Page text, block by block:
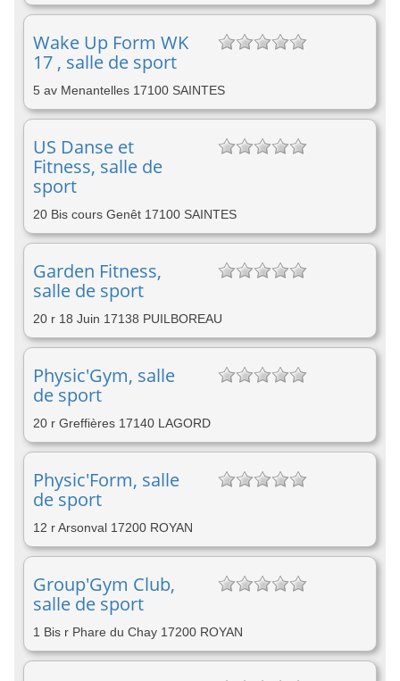
Wake Up Form WK
17 , salle de sport
5 av Menantelles 17100 SAINTES
US Danse et
Fitness, salle de
sport
20 Bis cours Genêt 17100 SAINTES
Garden Fitness,
salle de sport
20 r 18 Juin 17138 PUILBOREAU
Physic'Gym, salle
de sport
20 r Greffières 17140 LAGORD
Physic'Form, salle
de sport
12 r Arsonval 17200 ROYAN
Group'Gym Club,
salle de sport
1 Bis r Phare du Chay 17200 ROYAN